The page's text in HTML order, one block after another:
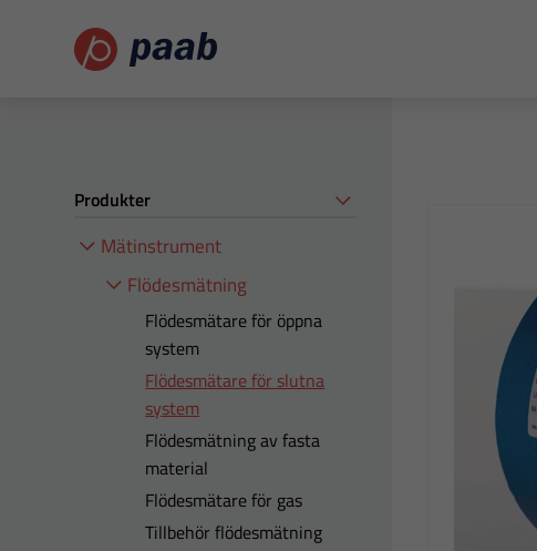
Produkter
Mätinstrument
Flödesmätning
Flödesmätare för öppna
system
Flödesmätare för slutna
system
Flödesmätning av fasta
material
Flödesmätare för gas
Tillbehör flödesmätning